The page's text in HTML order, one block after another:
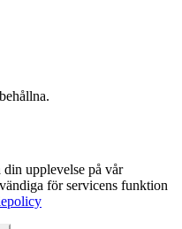
upplevelse på vår
för servicens funktion